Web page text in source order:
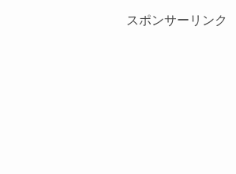
スポンサーリンク